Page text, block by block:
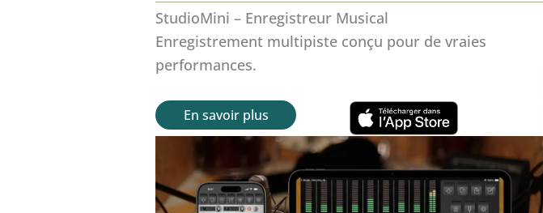
StudioMini – Enregistreur Musical
Enregistrement multipiste conçu pour de vraies
performances.
En savoir plus